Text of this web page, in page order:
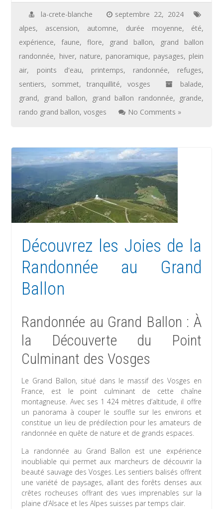
la-crete-blanche
septembre 22, 2024
alpes, ascension, automne, durée moyenne, été,
expérience,faune,flore, grand ballon, grand ballon
randonnée, hiver, nature, panoramique, paysages, plein
air, points d'eau, printemps, randonnée, refuges,
sentiers, sommet,tranquillité, vosges balade,
grand, grand ballon, grand ballon randonnée, grande,
rando grand ballon,vosges No Comments »
Découvrez les Joies de la
Randonnée au Grand
Ballon
Randonnée au Grand Ballon : À
la Découverte du Point
Culminant des Vosges
Le Grand Ballon, situé dans le massif des Vosges en
France, est le point culminant de cette chaîne
montagneuse. Avec ses 1 424 mètres d’altitude, il offre
un panorama à couper le souffle sur les environs et
constitue un lieu de prédilection pour les amateurs de
randonnée en quête de nature et de grands espaces.
La randonnée au Grand Ballon est une expérience
inoubliable qui permet aux marcheurs de découvrir la
beauté sauvage des Vosges. Les sentiers balisés offrent
une variété de paysages, allant des forêts denses aux
crêtes rocheuses offrant des vues imprenables sur la
plaine d’Alsace et les Alpes suisses par temps clair.